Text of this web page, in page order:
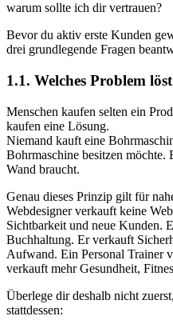
warum sollte ich dir vertrauen?
Bevor du aktiv erste Kunden
drei grundlegende Fragen
1.1. Welches Problem
Menschen kaufen selten ein
kaufen eine Lösung.
Niemand kauft eine
Bohrmaschine besitzen
Wand braucht.
Genau dieses Prinzip gilt für
Webdesigner verkauft keine
Sichtbarkeit und neue Kunden.
Buchhaltung. Er verkauft
Aufwand. Ein Personal Trainer
verkauft mehr Gesundheit,
Überlege dir deshalb nicht
stattdessen: